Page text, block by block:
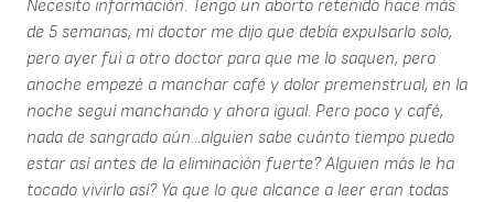
Necesito información. Tengo un aborto retenido hace más
de 5 semanas, mi doctor me dijo que debía expulsarlo solo,
pero ayer fui a otro doctor para que me lo saquen, pero
anoche empezé a manchar café y dolor premenstrual, en la
noche seguí manchando y ahora igual. Pero poco y café,
nada de sangrado aún...alguien sabe cuánto tiempo puedo
estar así antes de la eliminación fuerte? Alguien más le ha
tocado vivirlo así? Ya que lo que alcance a leer eran todas